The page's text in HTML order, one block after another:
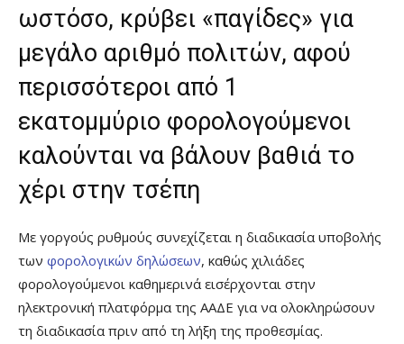
ωστόσο, κρύβει «παγίδες» για
μεγάλο αριθμό πολιτών, αφού
περισσότεροι από 1
εκατομμύριο φορολογούμενοι
καλούνται να βάλουν βαθιά το
χέρι στην τσέπη
Με γοργούς ρυθμούς συνεχίζεται η διαδικασία υποβολής
των φορολογικών δηλώσεων, καθώς χιλιάδες
φορολογούμενοι καθημερινά εισέρχονται στην
ηλεκτρονική πλατφόρμα της ΑΑΔΕ για να ολοκληρώσουν
τη διαδικασία πριν από τη λήξη της προθεσμίας.